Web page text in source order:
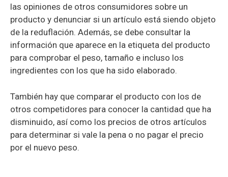
las opiniones de otros consumidores sobre un
producto y denunciar si un artículo está siendo objeto
de la reduflación. Además, se debe consultar la
información que aparece en la etiqueta del producto
para comprobar el peso, tamaño e incluso los
ingredientes con los que ha sido elaborado.
También hay que comparar el producto con los de
otros competidores para conocer la cantidad que ha
disminuido, así como los precios de otros artículos
para determinar si vale la pena o no pagar el precio
por el nuevo peso.